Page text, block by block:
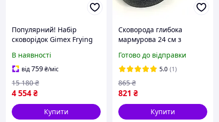
Популярний! Набір
сковорідок Gimex Frying
(6979264) Найкраща
якість тільки на
Nukleon.com.ua
В наявності
від759₴/міс
4 554₴
15 180 ₴
Купити
Сковорода глибока
мармурова 24 см з
Готово до відправки
5.0 (1)
821 ₴
865 ₴
Купити